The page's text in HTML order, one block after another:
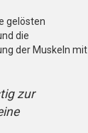
gelösten
die
der Muskeln mit
zur